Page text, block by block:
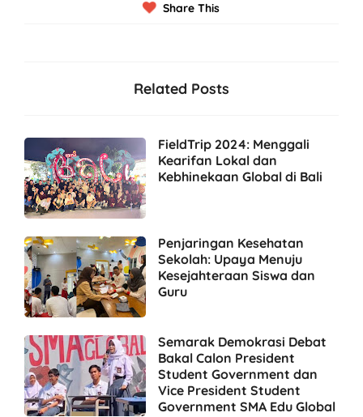
Share This
Related Posts
FieldTrip 2024: Menggali
Kearifan Lokal dan
Kebhinekaan Global di Bali
Penjaringan Kesehatan
Sekolah: Upaya Menuju
Kesejahteraan Siswa dan
Guru
Semarak Demokrasi Debat
Bakal Calon President
Student Government dan
Vice President Student
Government SMA Edu Global